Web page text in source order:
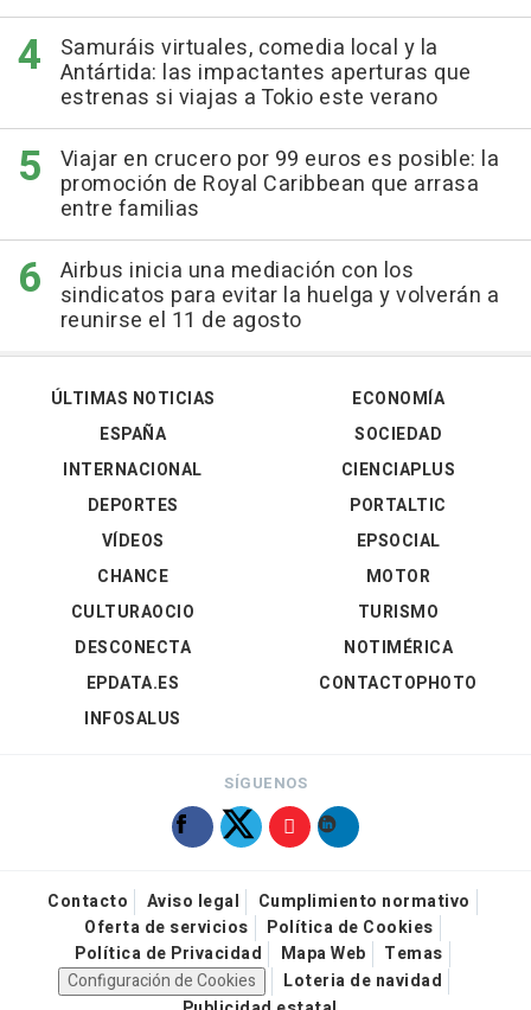
Samuráis virtuales, comedia local y la
Antártida: las impactantes aperturas que
estrenas si viajas a Tokio este verano
Viajar en crucero por 99 euros es posible: la
promoción de Royal Caribbean que arrasa
entre familias
Airbus inicia una mediación con los
sindicatos para evitar la huelga y volverán a
reunirse el 11 de agosto
ÚLTIMAS NOTICIAS
ESPAÑA
INTERNACIONAL
DEPORTES
VÍDEOS
ECONOMÍA
SOCIEDAD
CIENCIAPLUS
PORTALTIC
EPSOCIAL
CHANCE
CULTURAOCIO
DESCONECTA
EPDATA.ES
INFOSALUS
MOTOR
TURISMO
NOTIMÉRICA
CONTACTOPHOTO
SÍGUENOS
Contacto Aviso legal
Cumplimiento normativo
Oferta de servicios
Política de Cookies
Política de Privacidad
Mapa Web
Temas
Configuración de Cookies
Loteria de navidad